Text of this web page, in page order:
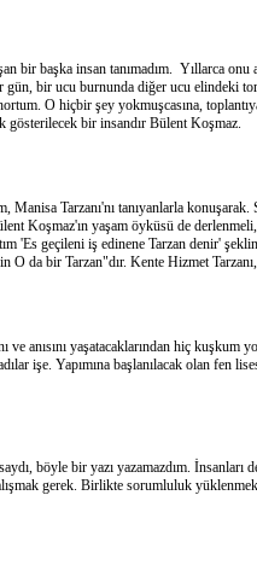
bir başka insan tanımadım. Yıllarca onu
gün, bir ucu burnunda diğer ucu elindeki
O hiçbir şey yokmuşcasına,
gösterilecek bir insandır Bülent Koşmaz.
Manisa Tarzanı'nı tanıyanlarla
Koşmaz'ın yaşam öyküsü de
'Es geçileni iş edinene Tarzan denir'
O da bir Tarzan"dır. Kente Hizmet
ve anısını yaşatacaklarından hiç kuşkum
işe. Yapımına başlanılacak olan fen
böyle bir yazı yazamazdım. İnsanları
gerek. Birlikte sorumluluk yüklenmek